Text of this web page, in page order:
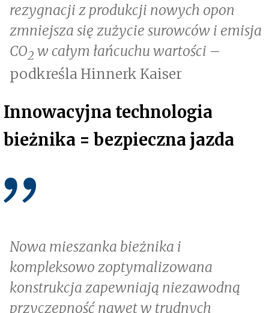
rezygnacji z produkcji nowych opon
zmniejsza się zużycie surowców i emisja
CO2 w całym łańcuchu wartości –
podkreśla Hinnerk Kaiser
Innowacyjna technologia
bieżnika = bezpieczna jazda
Nowa mieszanka bieżnika i
kompleksowo zoptymalizowana
konstrukcja zapewniają niezawodną
przyczepność nawet w trudnych